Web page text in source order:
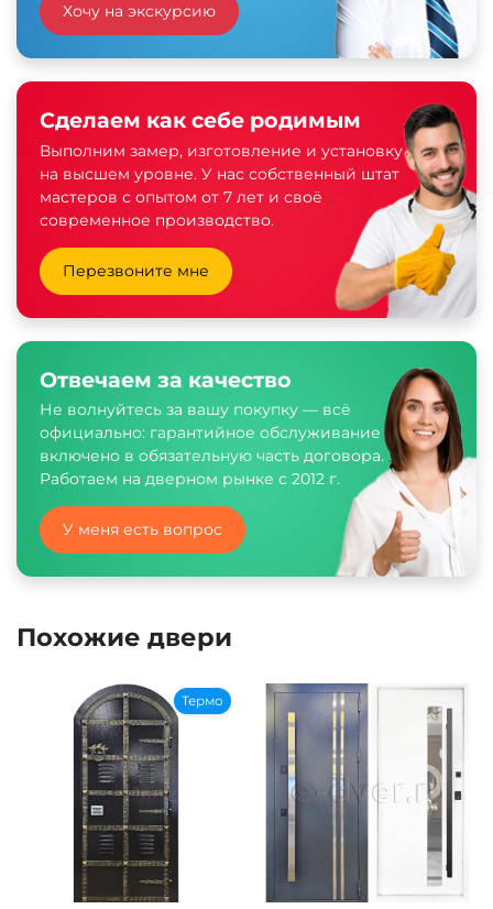
Хочу на экскурсию
Сделаем как себе родимым
Выполним замер, изготовление и установку
на высшем уровне. У нас собственный штат
мастеров с опытом от 7 лет и своё
современное производство.
Перезвоните мне
Отвечаем за качество
Не волнуйтесь за вашу покупку — всё
официально: гарантийное обслуживание
включено в обязательную часть договора.
Работаем на дверном рынке с 2012 г.
У меня есть вопрос
Похожие двери
Термо